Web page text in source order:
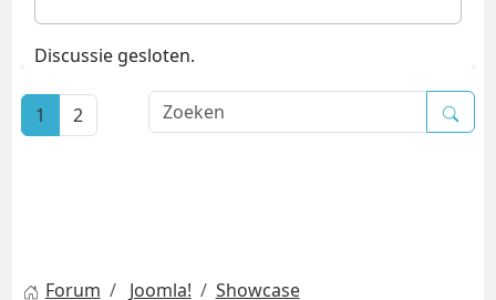
Discussie gesloten.
1 2
Forum Joomla!
Showcase